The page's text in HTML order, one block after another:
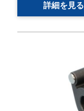
詳細を見る